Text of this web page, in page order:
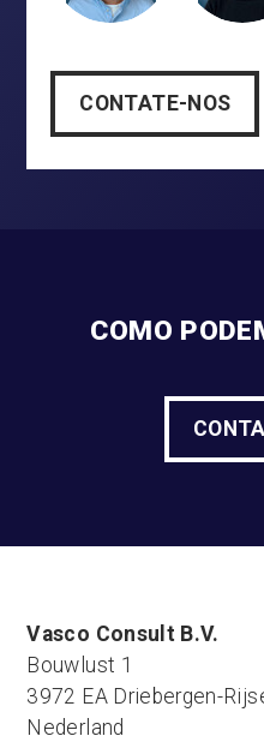
CONTATE-NOS
COMO
Vasco Consult B.V.
Bouwlust 1
3972 EA Driebergen-
Nederland